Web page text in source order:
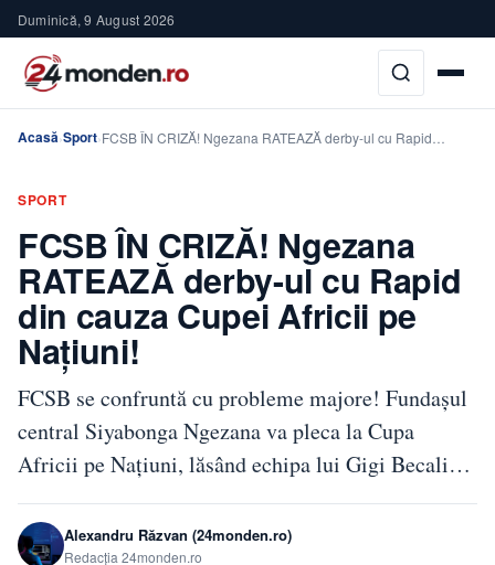
Duminică, 9 August 2026
Acasă›Sport›FCSB ÎN CRIZĂ! Ngezana RATEAZĂ derby-ul cu Rapid…
SPORT
FCSB ÎN CRIZĂ! Ngezana
RATEAZĂ derby-ul cu Rapid
din cauza Cupei Africii pe
Națiuni!
FCSB se confruntă cu probleme majore! Fundașul
central Siyabonga Ngezana va pleca la Cupa
Africii pe Națiuni, lăsând echipa lui Gigi Becali…
Alexandru Răzvan (24monden.ro)
Redacția 24monden.ro